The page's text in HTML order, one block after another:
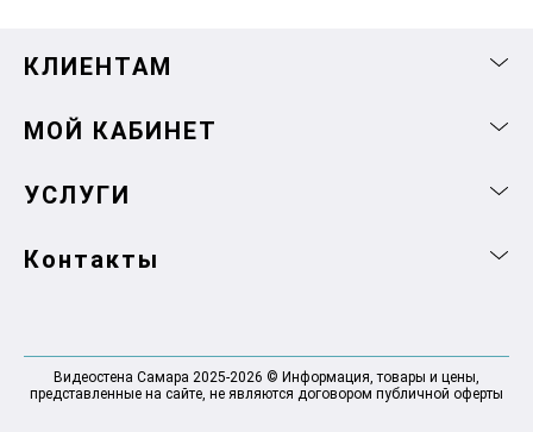
КЛИЕНТАМ
МОЙ КАБИНЕТ
УСЛУГИ
Контакты
Видеостена Самара 2025-2026 © Информация, товары и цены,
представленные на сайте, не являются договором публичной оферты